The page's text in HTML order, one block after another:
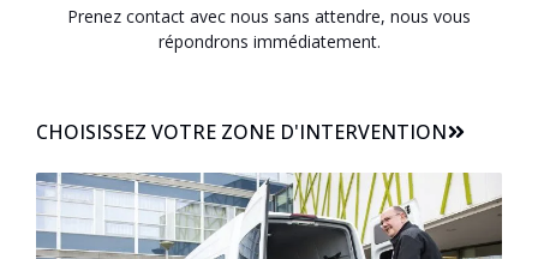
Prenez contact avec nous sans attendre, nous vous
répondrons immédiatement.
CHOISISSEZ VOTRE ZONE D'INTERVENTION